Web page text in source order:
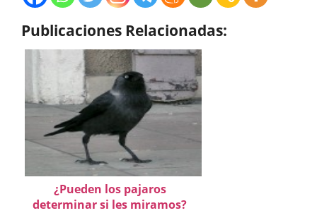
Publicaciones Relacionadas:
¿Pueden los pajaros
determinar si les miramos?